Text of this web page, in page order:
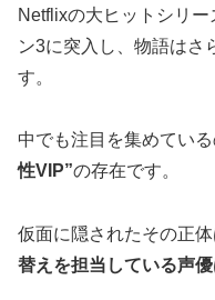
Netflixの大ヒットシリ
ン3に突入し、物語はさ
す。
中でも注目を集めている
性VIP”の存在です。
仮面に隠されたその正
替えを担当している声優